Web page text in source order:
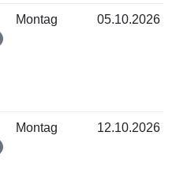
Montag 05.10.2026
Montag 12.10.2026